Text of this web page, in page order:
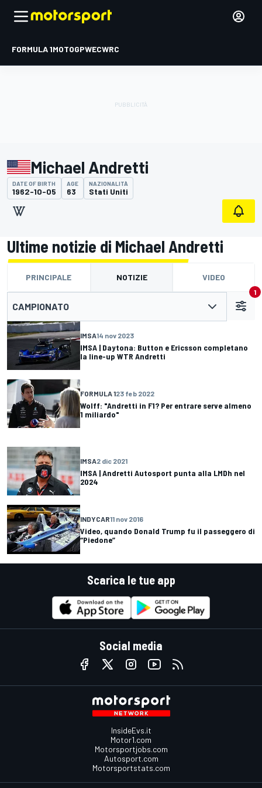
FORMULA 1MOTOGPWECWRC
Michael Andretti
DATE OF BIRTH
1962-10-05
AGE
63
NAZIONALITÀ
Stati Uniti
Ultime notizie di Michael Andretti
PRINCIPALE NOTIZIE VIDEO
CAMPIONATO
1
IMSA14 nov 2023
IMSA | Daytona: Button e Ericsson completano
la line-up WTR Andretti
FORMULA 123 feb 2022
Wolff: "Andretti in F1? Per entrare serve almeno
1 miliardo"
IMSA2 dic 2021
IMSA | Andretti Autosport punta alla LMDh nel
2024
INDYCAR11 nov 2016
Video, quando Donald Trump fu il passeggero di
“Piedone”
Scarica le tue app
Social media
InsideEvs.it
Motor1.com
Motorsportjobs.com
Autosport.com
Motorsportstats.com